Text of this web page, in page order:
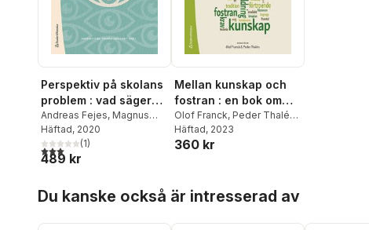
Perspektiv på skolans
problem : vad säger
forskningen?
Andreas Fejes, Magnus
Dahlstedt,Majsa Allelin
Emma Arneback
Beach ,Gert Biesta
Håkan Gustafsson,Bernt
Häftad, 2020
3,0utav 5 stjärnor. Totalt antal röster:
(1)
489 kr
Mellan kunskap och
fostran : en bok om
syfte och mål med
skolans undervisning
om etik
Olof Franck, Peder Thalén ,
Sara Irisdotter Aldenmyr
Fredrik Alvén
Niclas Lindström, Malin
Häftad, 2023
360 kr
Du kanske också är intresserad av